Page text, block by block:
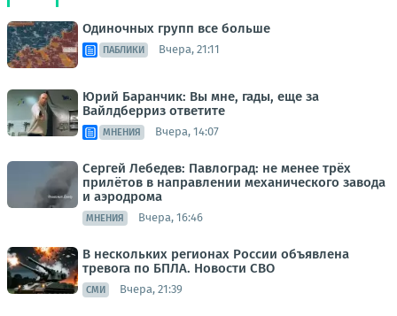
Одиночных групп все больше
ПАБЛИКИ Вчера, 21:11
Юрий Баранчик: Вы мне, гады, еще за
Вайлдберриз ответите
МНЕНИЯ Вчера, 14:07
Сергей Лебедев: Павлоград: не менее трёх
прилётов в направлении механического завода
и аэродрома
МНЕНИЯ Вчера, 16:46
В нескольких регионах России объявлена
тревога по БПЛА. Новости СВО
СМИ Вчера, 21:39